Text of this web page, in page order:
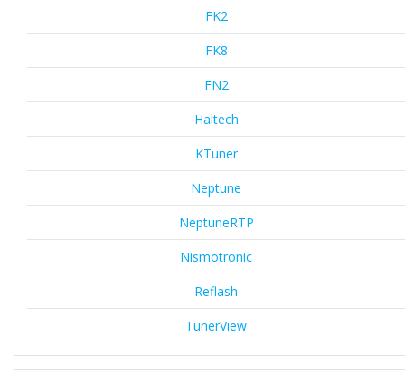
FK2
FK8
FN2
Haltech
KTuner
Neptune
NeptuneRTP
Nismotronic
Reflash
TunerView